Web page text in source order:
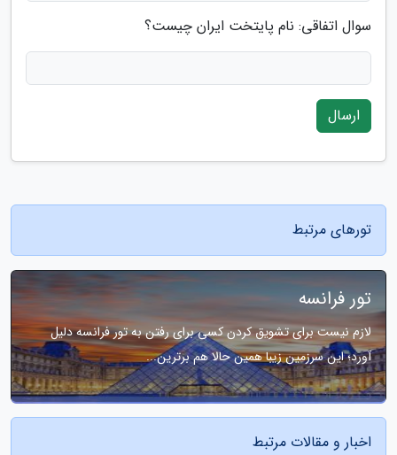
سوال اتفاقی: نام پایتخت ایران چیست؟
ارسال
تورهای مرتبط
تور فرانسه
لازم نیست برای تشویق کردن کسی برای رفتن به تور فرانسه دلیل
آورد؛ این سرزمین زیبا همین حالا هم برترین...
اخبار و مقالات مرتبط